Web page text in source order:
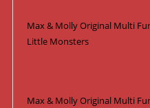
Max & Molly Original Multi
Little Monsters
Max & Molly Original Multi